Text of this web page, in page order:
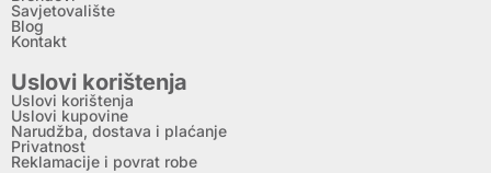
Savjetovalište
Blog
Kontakt
Uslovi korištenja
Uslovi korištenja
Uslovi kupovine
Narudžba, dostava i plaćanje
Privatnost
Reklamacije i povrat robe